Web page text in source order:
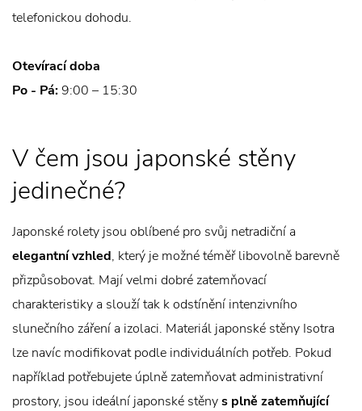
telefonickou dohodu.
Otevírací doba
Po - Pá: 9:00 – 15:30
V čem jsou japonské stěny
jedinečné?
Japonské rolety jsou oblíbené pro svůj netradiční a
elegantní vzhled, který je možné téměř libovolně barevně
přizpůsobovat. Mají velmi dobré zatemňovací
charakteristiky a slouží tak k odstínění intenzivního
slunečního záření a izolaci. Materiál japonské stěny Isotra
lze navíc modifikovat podle individuálních potřeb. Pokud
například potřebujete úplně zatemňovat administrativní
prostory, jsou ideální japonské stěnys plně zatemňující